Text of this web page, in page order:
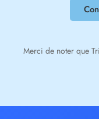
Merci de noter que